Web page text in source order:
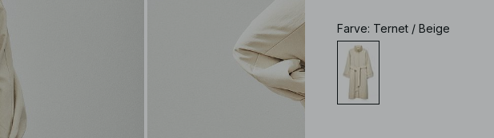
Farve: Ternet / Beige